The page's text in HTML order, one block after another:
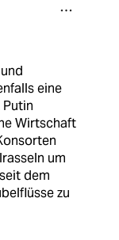
eine
Wirtschaft
um
dem
zu